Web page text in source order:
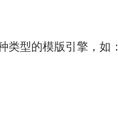
类型的模版引擎，如：